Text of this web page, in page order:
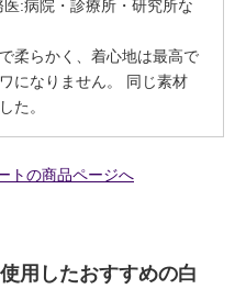
:病院・診療所・研究所な
柔らかく、着心地は最高で
になりません。 同じ素材
た。
トの商品ページへ
用したおすすめの白